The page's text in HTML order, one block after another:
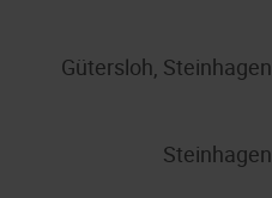
Gütersloh, Steinhagen
Steinhagen